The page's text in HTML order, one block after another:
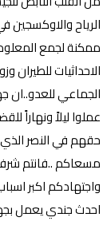
الرياح
ممكنة لجمع
الاحداثيات
الجماعي للعدو..ان
عملوا ليلاً ونهاراً
حقهم في النصر
مسعاكم ..فانتم شرف
واجتهادكم اكبر
احدث جندي يعمل